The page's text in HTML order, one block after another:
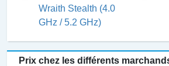
Wraith Stealth (4.0
GHz / 5.2 GHz)
Prix chez les différents